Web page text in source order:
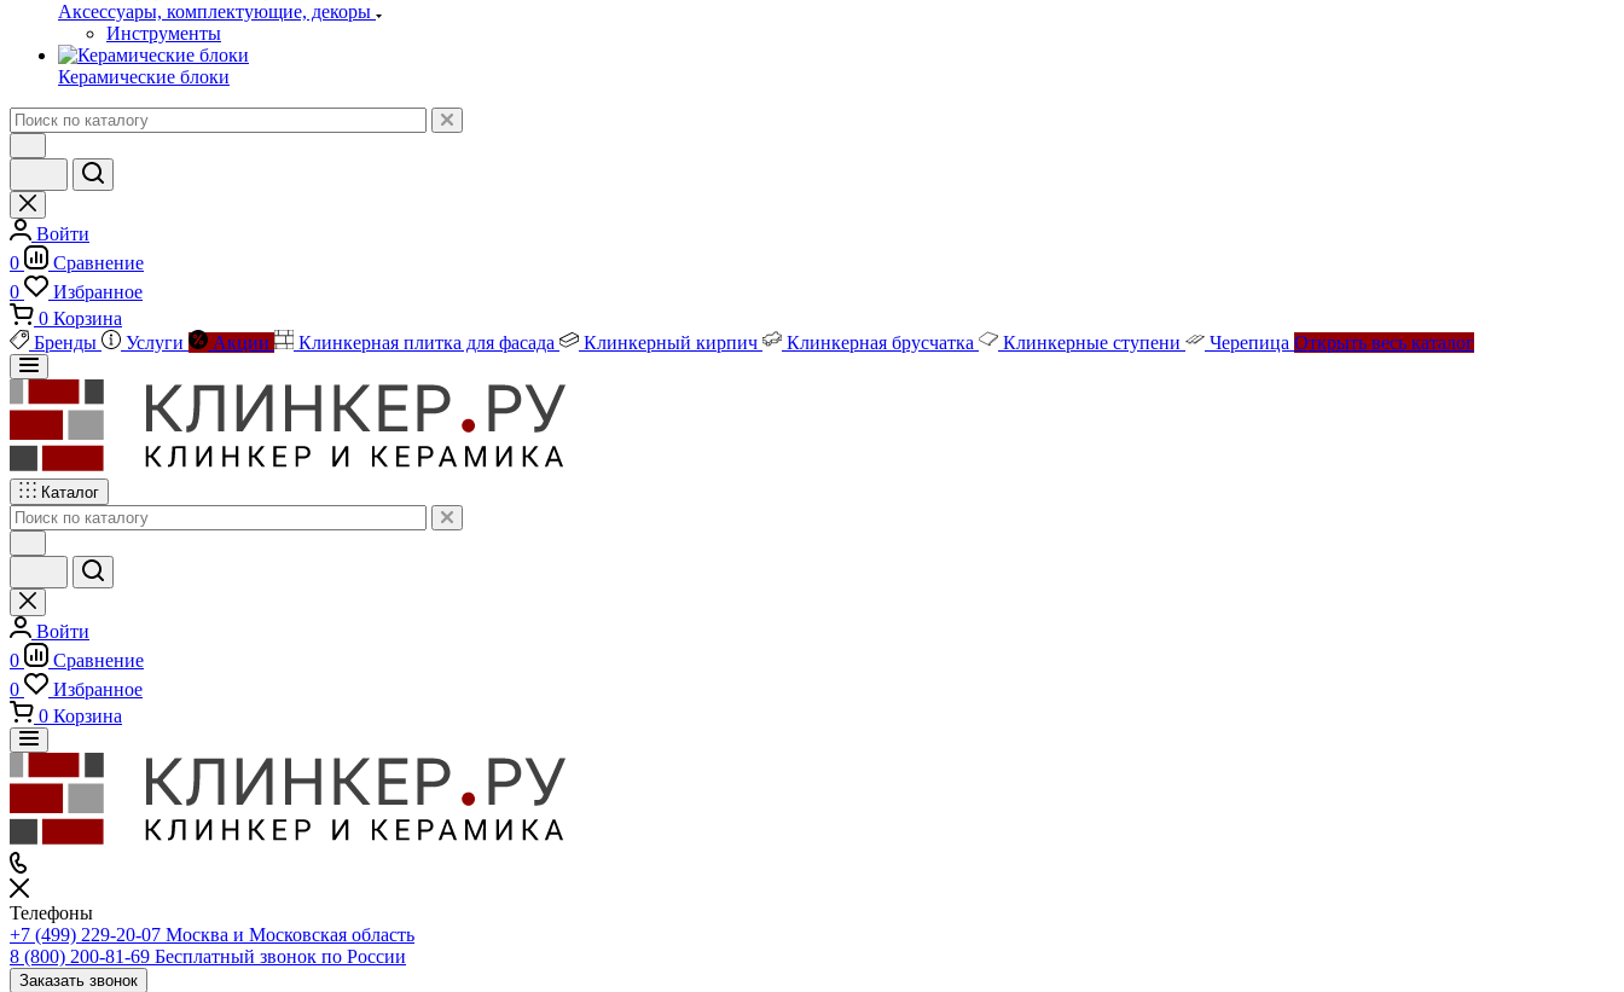
Аксессуары, комплектующие, декоры
Инструменты
Керамические блоки
Войти
0
Сравнение
0
Избранное
0 Корзина
Бренды
Услуги Акции Клинкерная плитка для фасада Клинкерный кирпич Клинкерная брусчатка Клинкерные ступени Черепица Открыть весь каталог
Каталог
Войти
0
Сравнение
0
Избранное
0 Корзина
Телефоны
+7 (499) 229-20-07 Москва и Московская область
8 (800) 200-81-69 Бесплатный звонок по России
Заказать звонок